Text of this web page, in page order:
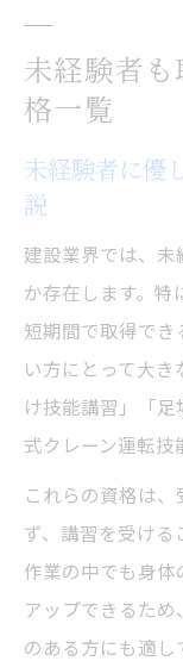
未経験者
格一覧
未経験者に優
説
建設業界では、未
か存在します。
短期間で取得で
い方にとって大
け技能講習」「
式クレーン運転技
これらの資格は
ず、講習を受ける
作業の中でも身
アップできるた
のある方にも適し